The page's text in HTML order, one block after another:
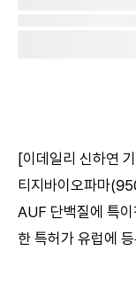
[이데일리 신하연
티지바이오파마
AUF 단백질에 특이
한 특허가 유럽에